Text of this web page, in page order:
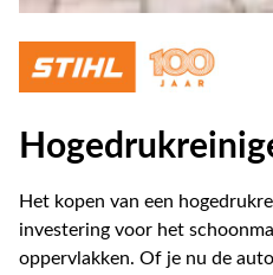
Het kopen van een
investering voor het
oppervlakken. Of je nu de